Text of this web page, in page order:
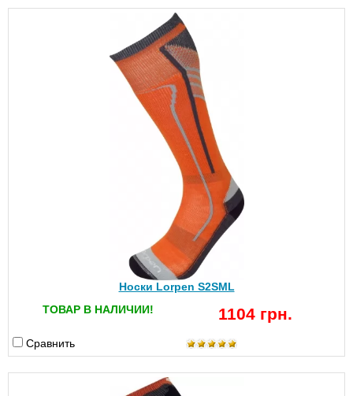
Носки Lorpen S2SML
ТОВАР В НАЛИЧИИ!
1104 грн.
Сравнить